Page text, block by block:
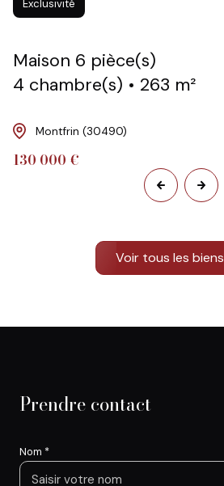
Exclusivité
maison 6 pièce(s)
4 chambre(s)
263 m²
Montfrin (30490)
130 000 €
Voir tous les biens
Prendre contact
Nom *